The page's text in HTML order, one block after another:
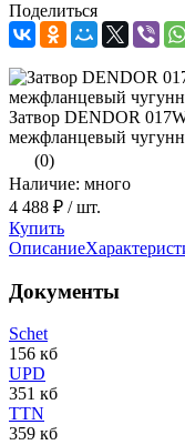
Поделиться
Затвор DENDOR
межфланцевый
(0)
Наличие: много
4 488 ₽ / шт.
Купить
Описание
Документы
Schet
156 кб
UPD
351 кб
TTN
359 кб